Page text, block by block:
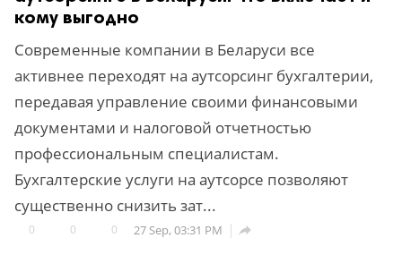
кому выгодно
Современные компании в Беларуси все
активнее переходят на аутсорсинг бухгалтерии,
передавая управление своими финансовыми
документами и налоговой отчетностью
профессиональным специалистам.
Бухгалтерские услуги на аутсорсе позволяют
существенно снизить зат...
0 0 0 27 Sep, 03:31 PM 